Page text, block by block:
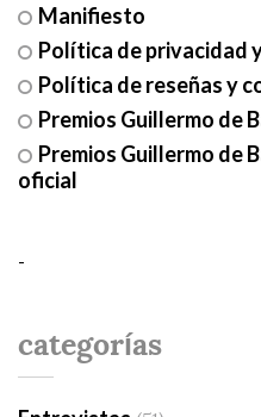
Manifiesto
Política de privacidad
Política de reseñas y
Premios Guillermo de
Premios Guillermo de
oficial
-
categorías